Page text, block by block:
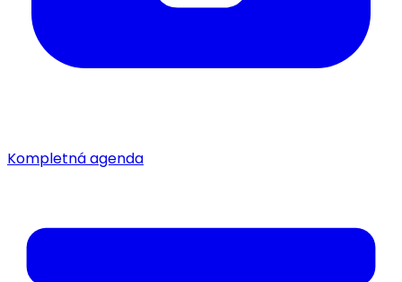
Kompletná agenda